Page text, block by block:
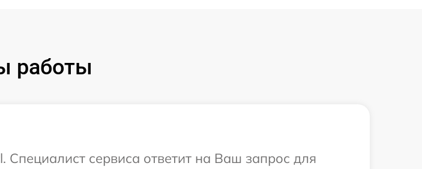
работы
Специалист сервиса ответит на Ваш запрос для